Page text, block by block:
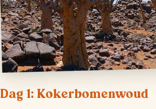
Dag 1: Kokerbomenwoud